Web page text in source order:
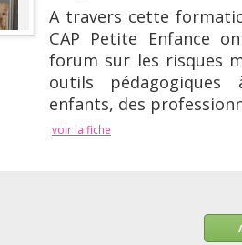
A travers cette
CAP Petite Enfance
forum sur les risques
outils
enfants, des
voir la fiche